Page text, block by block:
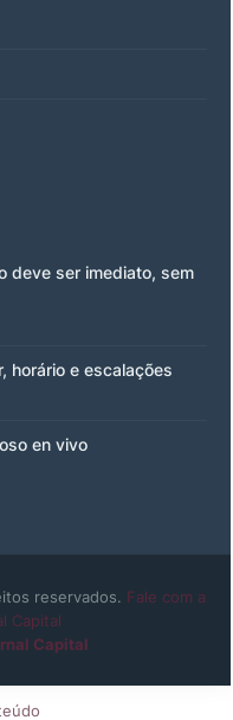
deve ser imediato, sem
horário e escalações
en vivo
reservados. Fale com a
Capital
Capital